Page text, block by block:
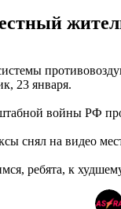
23 января.
войны РФ
снял на видео
ребята, к